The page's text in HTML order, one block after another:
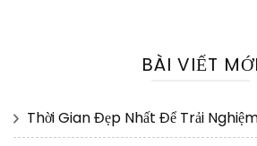
BÀI VIẾT MỚI
Thời Gian Đẹp Nhất Để Trải